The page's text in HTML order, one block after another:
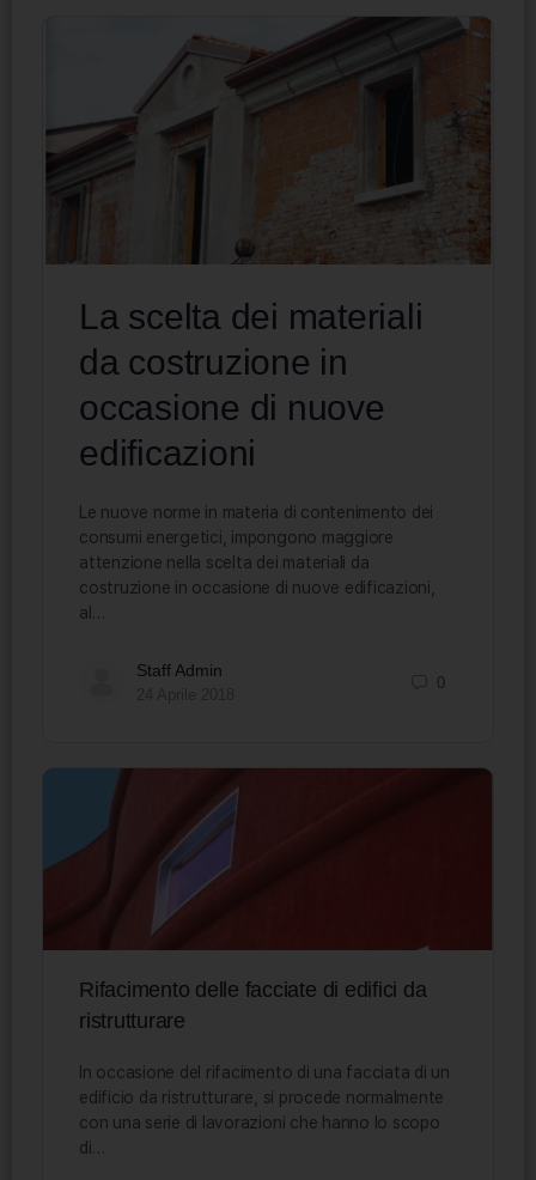
La scelta dei materiali
da costruzione in
occasione di nuove
edificazioni
Le nuove norme in materia di contenimento dei
consumi energetici, impongono maggiore
attenzione nella scelta dei materiali da
costruzione in occasione di nuove edificazioni,
al…
Staff Admin
0
Rifacimento delle facciate di edifici da
ristrutturare
In occasione del rifacimento di una facciata di un
edificio da ristrutturare, si procede normalmente
con una serie di lavorazioni che hanno lo scopo
di…